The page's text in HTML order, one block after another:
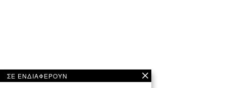
ΣΕ ΕΝΔΙΑΦΕΡΟΥΝ